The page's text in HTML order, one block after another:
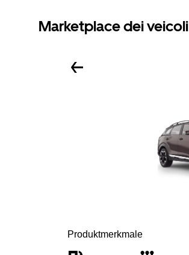
Marketplace dei veicoli
Produktmerkmale